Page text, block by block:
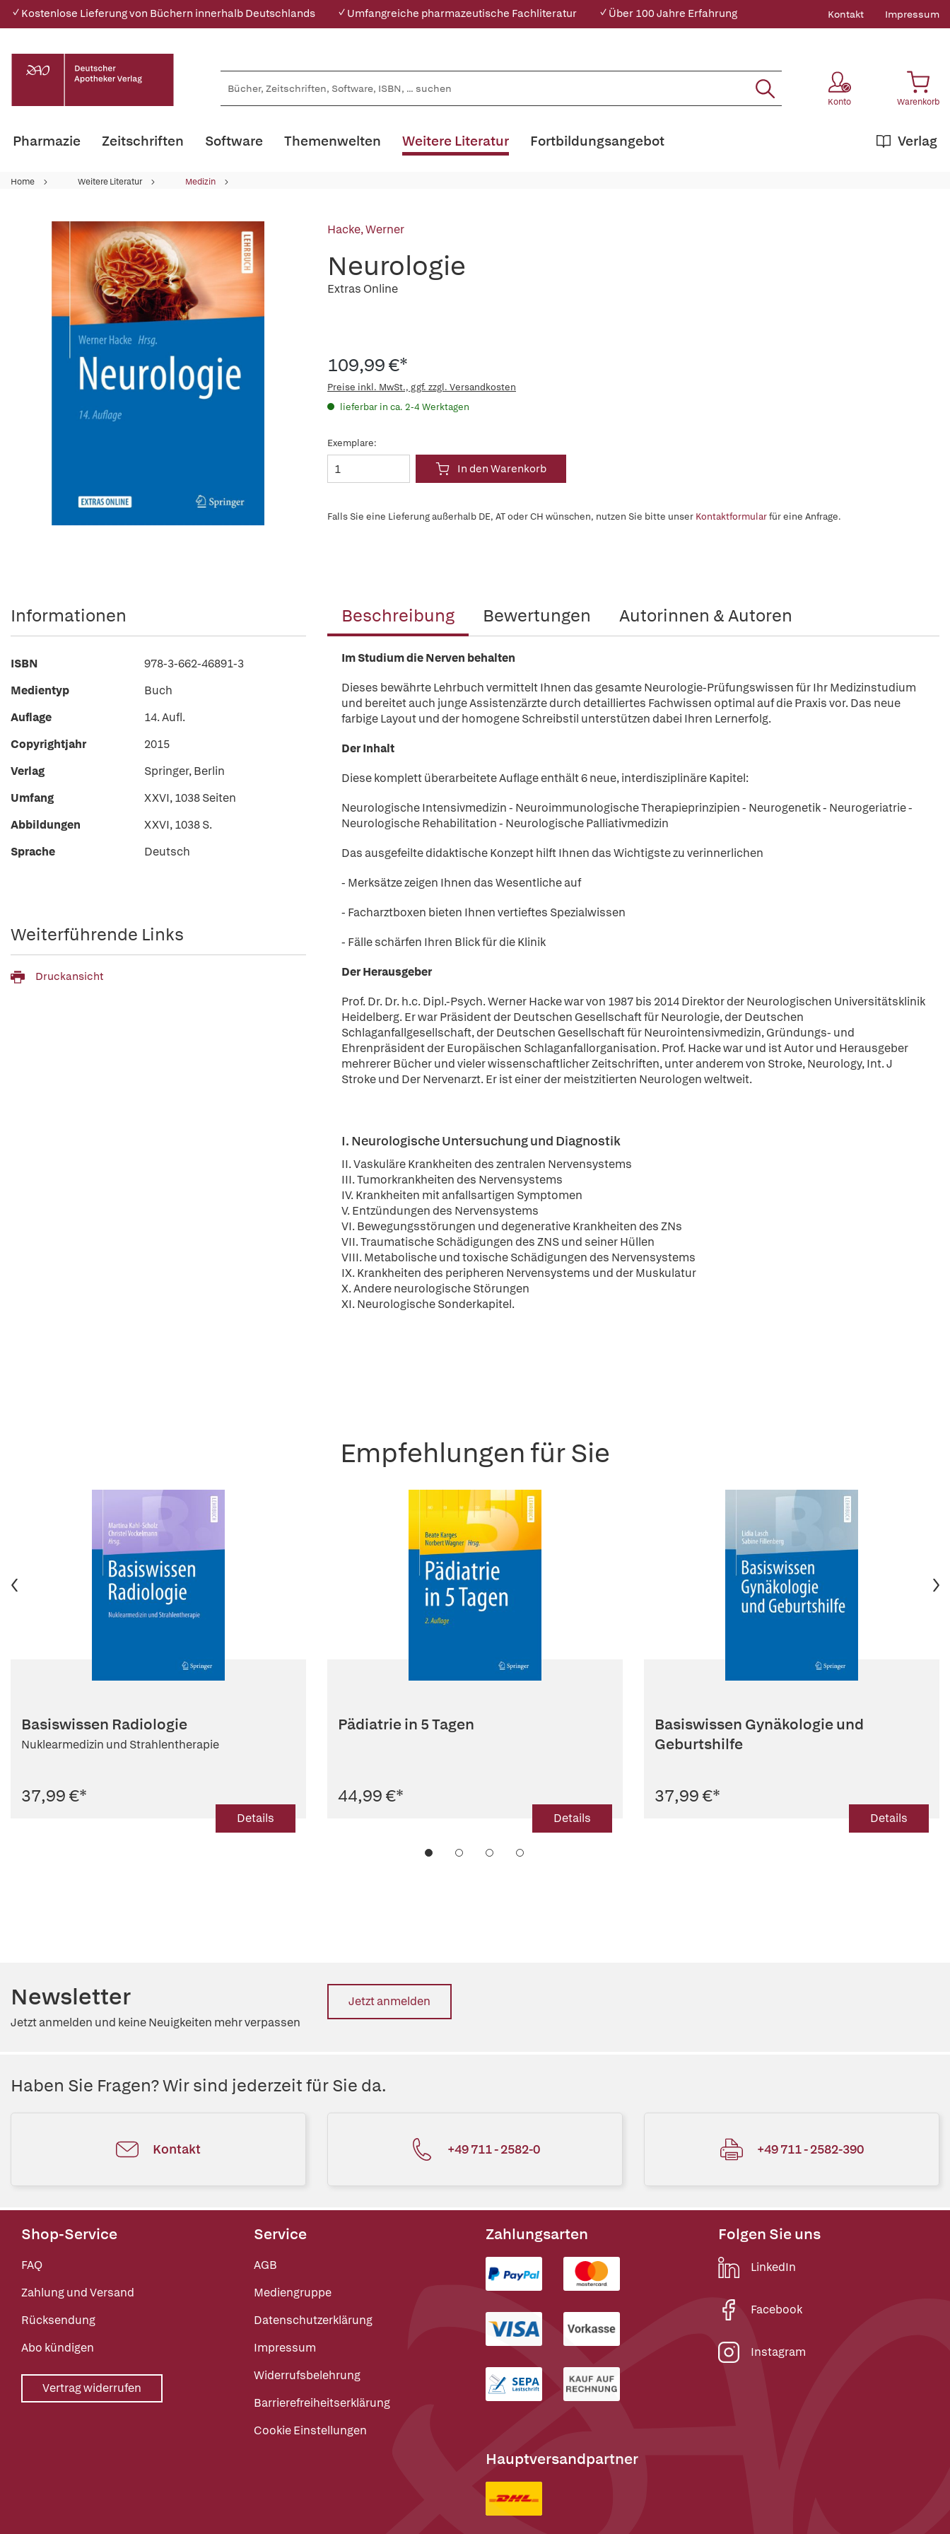
✓ Kostenlose Lieferung von Büchern innerhalb Deutschlands ✓ Umfangreiche pharmazeutische Fachliteratur ✓ Über 100 Jahre Erfahrung Kontakt Impressum
Konto Warenkorb
Pharmazie Zeitschriften Software Themenwelten Weitere Literatur Verlag
Fortbildungsangebot
Home Weitere Literatur Medizin
Hacke, Werner
Neurologie
Extras Online
109,99 €*
Preise inkl. MwSt., ggf. zzgl. Versandkosten
lieferbar in ca. 2-4 Werktagen
Exemplare:
In den Warenkorb
Falls Sie eine Lieferung außerhalb DE, AT oder CH wünschen, nutzen Sie bitte unser Kontaktformularfür eine Anfrage.
Beschreibung Bewertungen Autorinnen & Autoren
Im Studium die Nerven behalten
Dieses bewährte Lehrbuch vermittelt Ihnen das gesamte Neurologie-Prüfungswissen für Ihr Medizinstudium
und bereitet auch junge Assistenzärzte durch detailliertes Fachwissen optimal auf die Praxis vor. Das neue
farbige Layout und der homogene Schreibstil unterstützen dabei Ihren Lernerfolg.
Der Inhalt
Diese komplett überarbeitete Auflage enthält 6 neue, interdisziplinäre Kapitel:
Neurologische Intensivmedizin - Neuroimmunologische Therapieprinzipien - Neurogenetik - Neurogeriatrie -
Neurologische Rehabilitation - Neurologische Palliativmedizin
Das ausgefeilte didaktische Konzept hilft Ihnen das Wichtigste zu verinnerlichen
- Merksätze zeigen Ihnen das Wesentliche auf
- Facharztboxen bieten Ihnen vertieftes Spezialwissen
- Fälle schärfen Ihren Blick für die Klinik
Der Herausgeber
Prof. Dr. Dr. h.c. Dipl.-Psych. Werner Hacke war von 1987 bis 2014 Direktor der Neurologischen Universitätsklinik
Heidelberg. Er war Präsident der Deutschen Gesellschaft für Neurologie, der Deutschen
Schlaganfallgesellschaft, der Deutschen Gesellschaft für Neurointensivmedizin, Gründungs- und
Ehrenpräsident der Europäischen Schlaganfallorganisation. Prof. Hacke war und ist Autor und Herausgeber
mehrerer Bücher und vieler wissenschaftlicher Zeitschriften, unter anderem von Stroke, Neurology, Int. J
Stroke und Der Nervenarzt. Er ist einer der meistzitierten Neurologen weltweit.
I. Neurologische Untersuchung und Diagnostik
II. Vaskuläre Krankheiten des zentralen Nervensystems
III. Tumorkrankheiten des Nervensystems
IV. Krankheiten mit anfallsartigen Symptomen
V. Entzündungen des Nervensystems
VI. Bewegungsstörungen und degenerative Krankheiten des ZNs
VII. Traumatische Schädigungen des ZNS und seiner Hüllen
VIII. Metabolische und toxische Schädigungen des Nervensystems
IX. Krankheiten des peripheren Nervensystems und der Muskulatur
X. Andere neurologische Störungen
XI. Neurologische Sonderkapitel.
Informationen
ISBN
978-3-662-46891-3
Medientyp
Buch
Auflage
14. Aufl.
Copyrightjahr
2015
Verlag
Springer, Berlin
Umfang
XXVI, 1038 Seiten
Abbildungen
XXVI, 1038 S.
Sprache
Deutsch
Weiterführende Links
Druckansicht
Empfehlungen für Sie
Basiswissen Radiologie
Nuklearmedizin und Strahlentherapie
37,99 €*
Details
Pädiatrie in 5 Tagen
44,99 €*
Details
Basiswissen Gynäkologie und
Geburtshilfe
37,99 €*
Details
Newsletter
Jetzt anmelden und keine Neuigkeiten mehr verpassen
Jetzt anmelden
Haben Sie Fragen? Wir sind jederzeit für Sie da.
Kontakt +49 711 - 2582-0 +49 711 - 2582-390
Shop-Service
FAQ
Zahlung und Versand
Rücksendung
Abo kündigen
Vertrag widerrufen
Service
AGB
Mediengruppe
Datenschutzerklärung
Impressum
Widerrufsbelehrung
Barrierefreiheitserklärung
Cookie Einstellungen
Zahlungsarten
Hauptversandpartner
Folgen Sie uns
LinkedIn
Facebook
Instagram